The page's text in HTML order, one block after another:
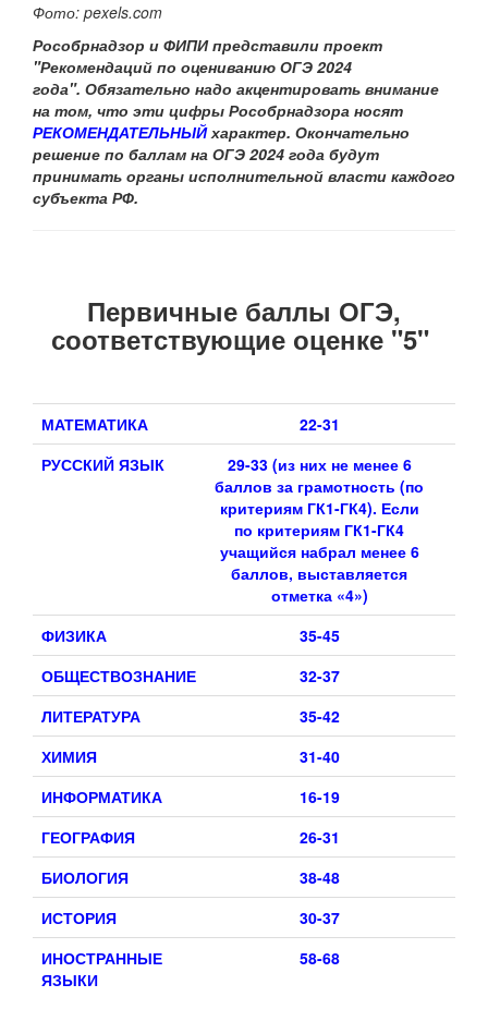
Фото: pexels.com
Рособрнадзор и ФИПИ представили проект
"Рекомендаций по оцениванию ОГЭ 2024
года". Обязательно надо акцентировать внимание
на том, что эти цифры Рособрнадзора носят
РЕКОМЕНДАТЕЛЬНЫЙхарактер. Окончательно
решение по баллам на ОГЭ 2024 года будут
принимать органы исполнительной власти каждого
субъекта РФ.
Первичные баллы ОГЭ,
соответствующие оценке "5"
МАТЕМАТИКА
22-31
РУССКИЙ ЯЗЫК
29-33 (из них не менее 6
баллов за грамотность (по
критериям ГК1-ГК4). Если
по критериям ГК1-ГК4
учащийся набрал менее 6
баллов, выставляется
отметка «4»)
ФИЗИКА
35-45
ОБЩЕСТВОЗНАНИЕ
32-37
ЛИТЕРАТУРА
35-42
ХИМИЯ
31-40
ИНФОРМАТИКА
16-19
ГЕОГРАФИЯ
26-31
БИОЛОГИЯ
38-48
ИСТОРИЯ
30-37
ИНОСТРАННЫЕ
ЯЗЫКИ
58-68